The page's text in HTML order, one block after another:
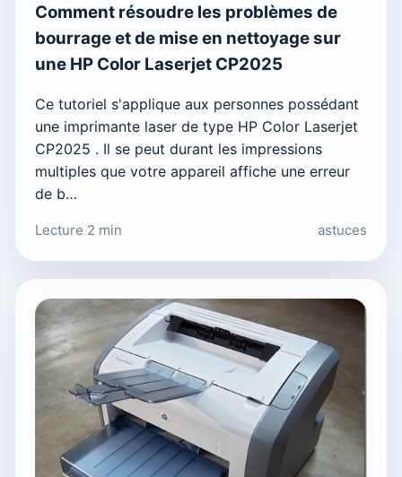
Comment résoudre les problèmes de
bourrage et de mise en nettoyage sur
une HP Color Laserjet CP2025
Ce tutoriel s'applique aux personnes possédant
une imprimante laser de type HP Color Laserjet
CP2025 . Il se peut durant les impressions
multiples que votre appareil affiche une erreur
de b…
Lecture 2 min astuces